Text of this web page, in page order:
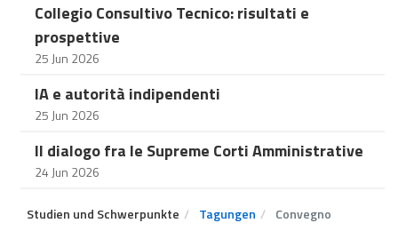
Collegio Consultivo Tecnico: risultati e
prospettive
25 Jun 2026
IA e autorità indipendenti
25 Jun 2026
Il dialogo fra le Supreme Corti Amministrative
24 Jun 2026
Studien und Schwerpunkte Tagungen Convegno